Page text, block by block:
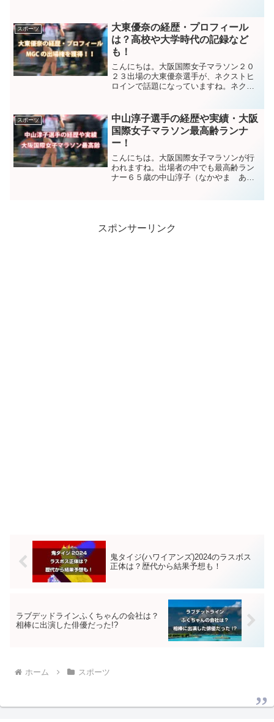
ますね。女優業では、ドラ恋（恋愛ドラ
マな恋がしたい）に出演...
スポーツ
大東優奈の経歴・プロフィール
は？高校や大学時代の記録など
も！
こんにちは。大阪国際女子マラソン２０
２３出場の大東優奈選手が、ネクストヒ
ロインで話題になっていますね。ネクス
成枠です。では、どんな経歴の選手なの
でしょうか？見ていきまし...
スポーツ
中山淳子選手の経歴や実績・大阪
国際女子マラソン最高齢ランナ
ー！
こんにちは。大阪国際女子マラソンが行
われますね。出場者の中でも最高齢ラン
ナー６５歳の中山淳子（なかやま あつ
スポンサーリンク
鬼タイジ(ハワイアンズ)2024のラスボス
正体は？歴代から結果予想も！
ラブデッドラインふくちゃんの会社は？
相棒に出演した俳優だった!?
ホーム スポーツ